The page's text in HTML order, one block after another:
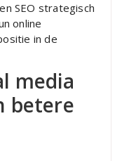
SEO strategisch
online
in de
media
betere